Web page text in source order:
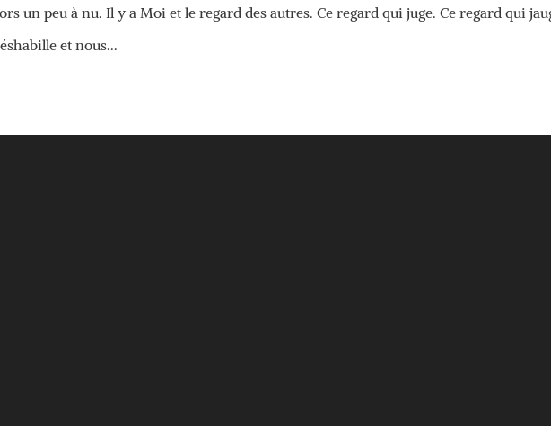
un peu à nu. Il y a Moi et le regard des autres. Ce regard qui juge. Ce regard qui
et nous...